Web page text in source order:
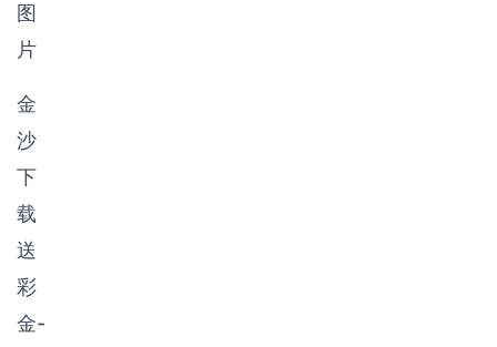
图
片
金
沙
下
载
送
彩
金-